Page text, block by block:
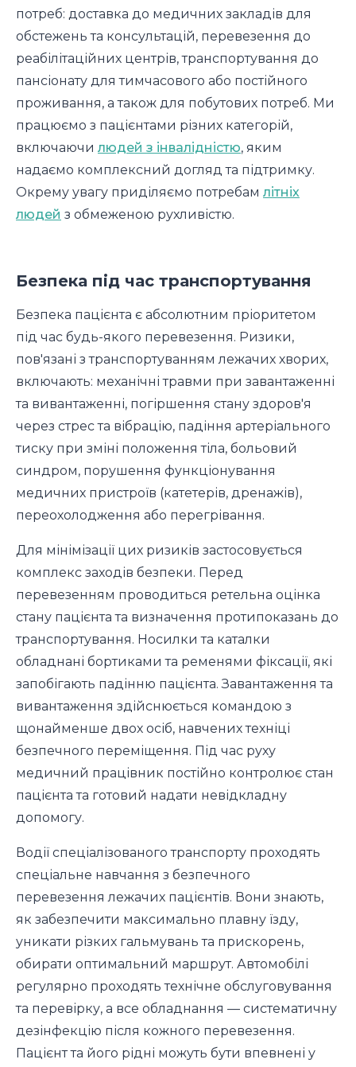
потреб: доставка до медичних закладів для
обстежень та консультацій, перевезення до
реабілітаційних центрів, транспортування до
пансіонату для тимчасового або постійного
проживання, а також для побутових потреб. Ми
працюємо з пацієнтами різних категорій,
включаючи людей з інвалідністю, яким
надаємо комплексний догляд та підтримку.
Окрему увагу приділяємо потребам літніх
людей з обмеженою рухливістю.
Безпека під час транспортування
Безпека пацієнта є абсолютним пріоритетом
під час будь-якого перевезення. Ризики,
пов'язані з транспортуванням лежачих хворих,
включають: механічні травми при завантаженні
та вивантаженні, погіршення стану здоров'я
через стрес та вібрацію, падіння артеріального
тиску при зміні положення тіла, больовий
синдром, порушення функціонування
медичних пристроїв (катетерів, дренажів),
переохолодження або перегрівання.
Для мінімізації цих ризиків застосовується
комплекс заходів безпеки. Перед
перевезенням проводиться ретельна оцінка
стану пацієнта та визначення протипоказань до
транспортування. Носилки та каталки
обладнані бортиками та ременями фіксації, які
запобігають падінню пацієнта. Завантаження та
вивантаження здійснюється командою з
щонайменше двох осіб, навчених техніці
безпечного переміщення. Під час руху
медичний працівник постійно контролює стан
пацієнта та готовий надати невідкладну
допомогу.
Водії спеціалізованого транспорту проходять
спеціальне навчання з безпечного
перевезення лежачих пацієнтів. Вони знають,
як забезпечити максимально плавну їзду,
уникати різких гальмувань та прискорень,
обирати оптимальний маршрут. Автомобілі
регулярно проходять технічне обслуговування
та перевірку, а все обладнання — систематичну
дезінфекцію після кожного перевезення.
Пацієнт та його рідні можуть бути впевнені у